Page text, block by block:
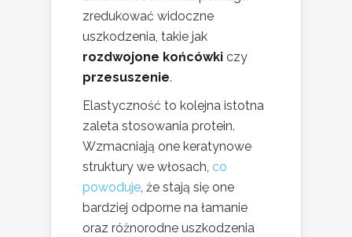
zredukować widoczne
uszkodzenia, takie jak
rozdwojone końcówki czy
przesuszenie.
Elastyczność to kolejna istotna
zaleta stosowania protein.
Wzmacniają one keratynowe
struktury we włosach, co
powoduje, że stają się one
bardziej odporne na łamanie
oraz różnorodne uszkodzenia